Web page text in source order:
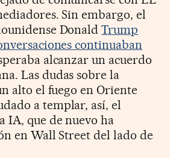
Sin embargo, el
DonaldTrump
continuaban
alcanzar un acuerdo
Las dudas sobre la
alto el fuego en Oriente
a templar, así, el
IA, que de nuevo ha
en Wall Street del lado de